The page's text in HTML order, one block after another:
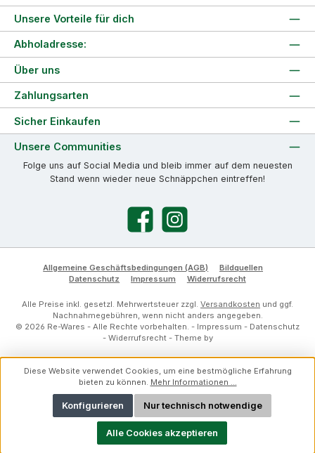
Unsere Vorteile für dich
Über uns
Zahlungsarten
Abholadresse:
Sicher Einkaufen
Unsere Communities
Folge uns auf Social Media und bleib immer auf dem neuesten
Stand wenn wieder neue Schnäppchen eintreffen!
FacebookInstagram
Allgemeine Geschäftsbedingungen (AGB)
Bildquellen
Datenschutz
Impressum Widerrufsrecht
Alle Preise inkl. gesetzl. Mehrwertsteuer zzgl. Versandkosten und ggf.
Nachnahmegebühren, wenn nicht anders angegeben.
© 2026 Re-Wares - Alle Rechte vorbehalten. - Impressum - Datenschutz
- Widerrufsrecht- Theme by
Diese Website verwendet Cookies, um eine bestmögliche Erfahrung
bieten zu können. Mehr Informationen ...
Nur technisch notwendige
Konfigurieren
Alle Cookies akzeptieren